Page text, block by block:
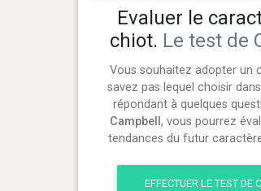
Evaluer le
chiot. Le test de
Vous souhaitez adopter un
savez pas lequel choisir
répondant à quelques
Campbell, vous pourrez
tendances du futur
EFFECTUER LE TEST DE